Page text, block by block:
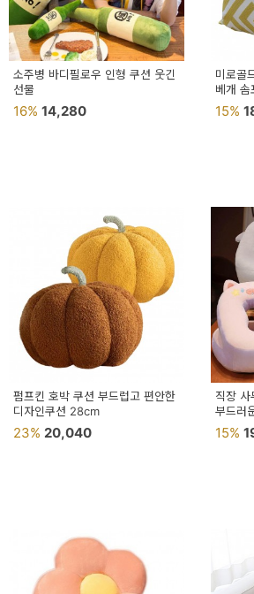
소주병 바디필로우 인형 쿠션 웃긴
선물
16% 14,280
미로골
베개 솜
15%
펌프킨 호박 쿠션 부드럽고 편안한
디자인쿠션 28cm
23% 20,040
직장 사
부드러
허리 바
15%